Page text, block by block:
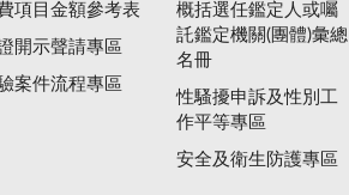
項目金額參考表
開示聲請專區
案件流程專區
概括選任鑑定人或囑
託鑑定機關(團體)彙總
名冊
性騷擾申訴及性別工
作平等專區
安全及衛生防護專區